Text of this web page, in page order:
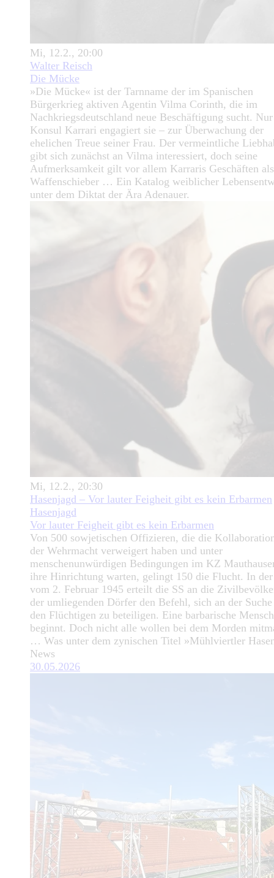
Mi, 12.2., 20:00
Walter Reisch
Die Mücke
»Die Mücke« ist der Tarnname der im Spanischen
Bürgerkrieg aktiven Agentin Vilma Corinth, die im
Nachkriegsdeutschland neue Beschäftigung sucht. Nur
Konsul Karrari engagiert sie – zur Überwachung der
ehelichen Treue seiner Frau. Der vermeintliche
gibt sich zunächst an Vilma interessiert, doch seine
Aufmerksamkeit gilt vor allem Karraris Geschäften als
Waffenschieber … Ein Katalog weiblicher
unter dem Diktat der Ära Adenauer.
Mi, 12.2., 20:30
Hasenjagd – Vor lauter Feigheit gibt es kein Erbarmen
Hasenjagd
Vor lauter Feigheit gibt es kein Erbarmen
Von 500 sowjetischen Offizieren, die die
der Wehrmacht verweigert haben und unter
menschenunwürdigen Bedingungen im KZ
ihre Hinrichtung warten, gelingt 150 die Flucht. In
vom 2. Februar 1945 erteilt die SS an die
der umliegenden Dörfer den Befehl, sich an der
den Flüchtigen zu beteiligen. Eine barbarische
beginnt. Doch nicht alle wollen bei dem Morden
… Was unter dem zynischen Titel »Mühlviertler
News
30.05.2026